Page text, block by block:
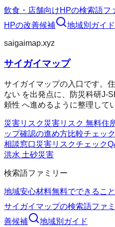
飲食・店舗向けHPの検索語フ
HPの改善候補 地域別ガイド
saigaimap.xyz
サイガイマップ
サイガイマップの入口です。
ない を出発点に、防災科研J-
頼性 へ進めるように整理して
災害リスク災害リスク 無料住
ップ確認の進め方比較チェッ
相談窓口災害リスクチェック
洪水 土砂災害
検索語ファミリー
地域安心材料無料でできること
サイガイマップの検索語ファ
善候補
地域別ガイド